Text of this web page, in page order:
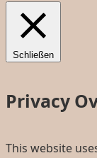
Schließen
Privacy
This website